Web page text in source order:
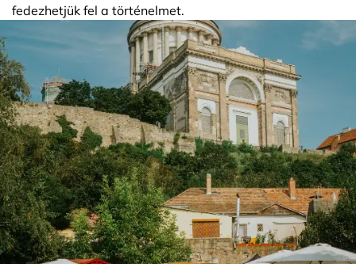
fedezhetjük fel a történelmet.